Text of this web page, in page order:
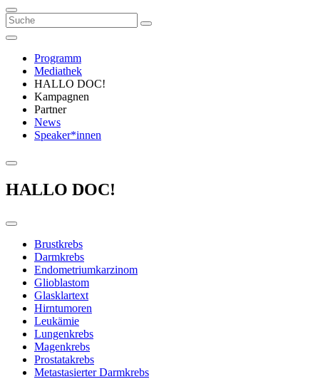
Programm
Mediathek
HALLO DOC!
Kampagnen
Partner
News
Speaker*innen
HALLO DOC!
Brustkrebs
Darmkrebs
Endometriumkarzinom
Glioblastom
Glasklartext
Hirntumoren
Leukämie
Lungenkrebs
Magenkrebs
Prostatakrebs
Metastasierter Darmkrebs